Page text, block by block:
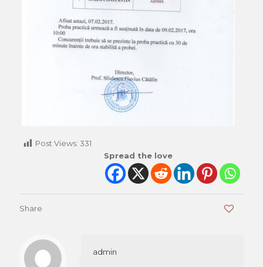
Post Views: 331
Spread the love
Share
admin